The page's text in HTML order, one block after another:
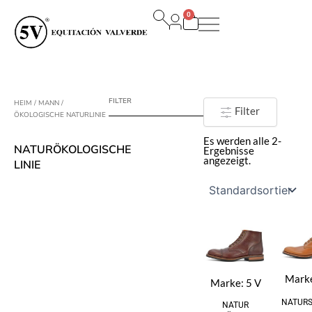
Inhalt
springen
0
Warenkorb
HEIM / MANN /
ÖKOLOGISCHE NATURLINIE
NATURÖKOLOGISCHE
LINIE
FILTER
Filter
Es werden alle 2-
Ergebnisse
angezeigt.
Marke: 5 V
NATUR